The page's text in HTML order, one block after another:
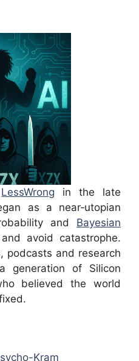
LessWrong in the late
as a near‑utopian
and Bayesian
avoid catastrophe.
podcasts and research
generation of Silicon
believed the world
Kram